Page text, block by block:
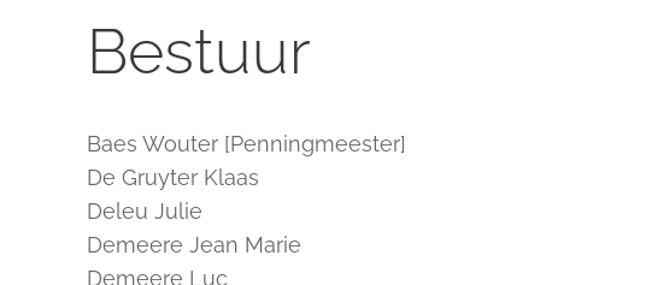
Bestuur
Baes Wouter [Penningmeester]
De Gruyter Klaas
Deleu Julie
Demeere Jean Marie
Demeere Luc